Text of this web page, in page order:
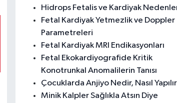
Hidrops Fetalis ve Kardiyak
Fetal Kardiyak Yetmezlik ve Doppler
Parametreleri
Fetal Kardiyak MRI Endikasyonları
Fetal Ekokardiyografide Kritik
Konotrunkal Anomalilerin Tanısı
Çocuklarda Anjiyo Nedir, Nasıl
Minik Kalpler Sağlıkla Atsın Diye